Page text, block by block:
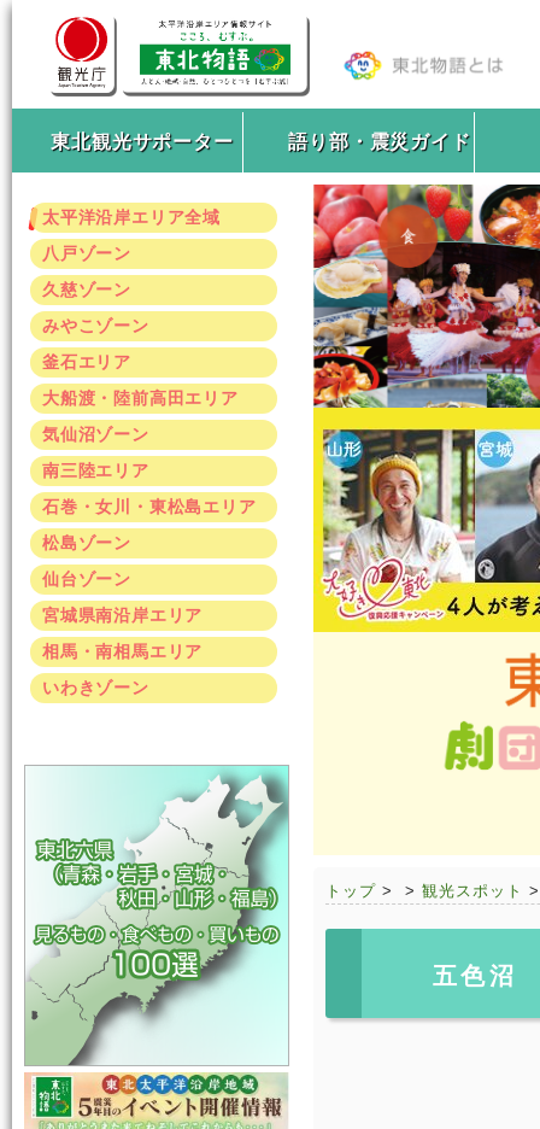
東北観光サポーター 語り部・震災ガイド
太平洋沿岸エリア全域
八戸ゾーン
久慈ゾーン
みやこゾーン
釜石エリア
大船渡・陸前高田エリア
気仙沼ゾーン
南三陸エリア
石巻・女川・東松島エリア
松島ゾーン
仙台ゾーン
宮城県南沿岸エリア
相馬・南相馬エリア
いわきゾーン
トップ > > 観光スポット
五色沼